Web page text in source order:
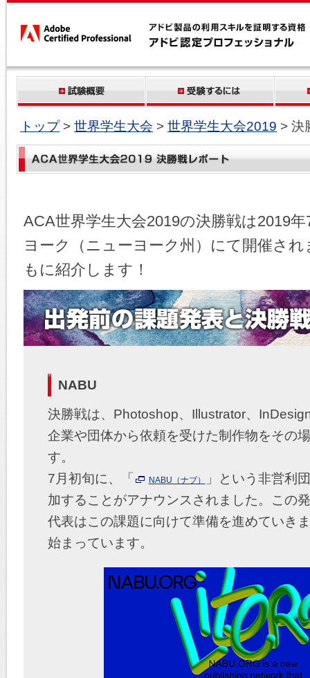
トップ> 世界学生大会 > 世界学生大会2019 > 決
ACA世界学生大会2019の決勝戦は2019
ヨーク（ニューヨーク州）にて開催さ
もに紹介します！
NABU
決勝戦は、Photoshop、Illustrator、
企業や団体から依頼を受けた制作物をその
す。
7月初旬に、「
NABU（ナブ）
」という非営利
加することがアナウンスされました。この
代表はこの課題に向けて準備を進めていき
始まっています。